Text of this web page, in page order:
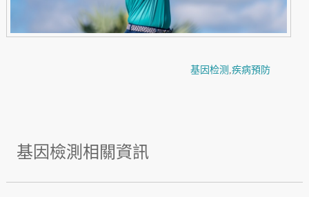
基因检测 疾病預防
基因檢測相關資訊